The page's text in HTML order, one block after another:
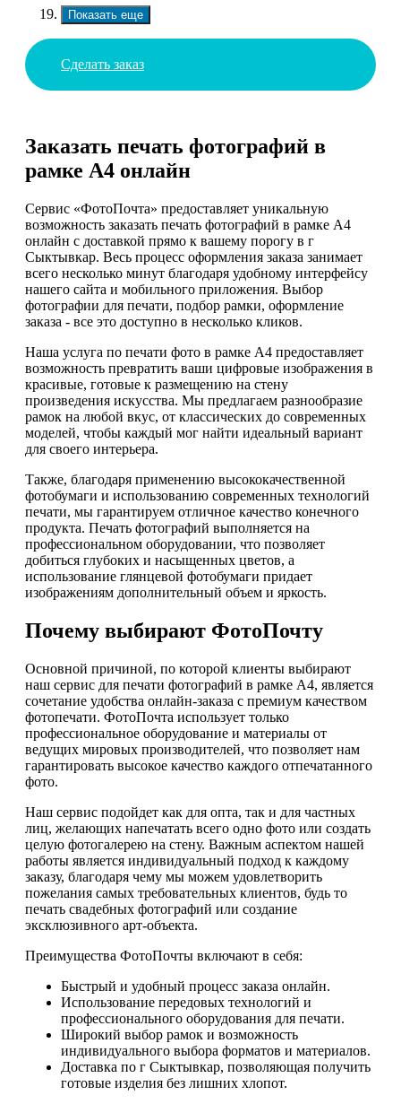
Показать еще
Сделать заказ
Заказать печать фотографий в
рамке А4 онлайн
Сервис «ФотоПочта» предоставляет уникальную
возможность заказать печать фотографий в рамке А4
онлайн с доставкой прямо к вашему порогу в г
Сыктывкар. Весь процесс оформления заказа занимает
всего несколько минут благодаря удобному интерфейсу
нашего сайта и мобильного приложения. Выбор
фотографии для печати, подбор рамки, оформление
заказа - все это доступно в несколько кликов.
Наша услуга по печати фото в рамке А4 предоставляет
возможность превратить ваши цифровые изображения в
красивые, готовые к размещению на стену
произведения искусства. Мы предлагаем разнообразие
рамок на любой вкус, от классических до современных
моделей, чтобы каждый мог найти идеальный вариант
для своего интерьера.
Также, благодаря применению высококачественной
фотобумаги и использованию современных технологий
печати, мы гарантируем отличное качество конечного
продукта. Печать фотографий выполняется на
профессиональном оборудовании, что позволяет
добиться глубоких и насыщенных цветов, а
использование глянцевой фотобумаги придает
изображениям дополнительный объем и яркость.
Почему выбирают ФотоПочту
Основной причиной, по которой клиенты выбирают
наш сервис для печати фотографий в рамке А4, является
сочетание удобства онлайн-заказа с премиум качеством
фотопечати. ФотоПочта использует только
профессиональное оборудование и материалы от
ведущих мировых производителей, что позволяет нам
гарантировать высокое качество каждого отпечатанного
фото.
Наш сервис подойдет как для опта, так и для частных
лиц, желающих напечатать всего одно фото или создать
целую фотогалерею на стену. Важным аспектом нашей
работы является индивидуальный подход к каждому
заказу, благодаря чему мы можем удовлетворить
пожелания самых требовательных клиентов, будь то
печать свадебных фотографий или создание
эксклюзивного арт-объекта.
Преимущества ФотоПочты включают в себя:
Быстрый и удобный процесс заказа онлайн.
Использование передовых технологий и
профессионального оборудования для печати.
Широкий выбор рамок и возможность
индивидуального выбора форматов и материалов.
Доставка по г Сыктывкар, позволяющая получить
готовые изделия без лишних хлопот.